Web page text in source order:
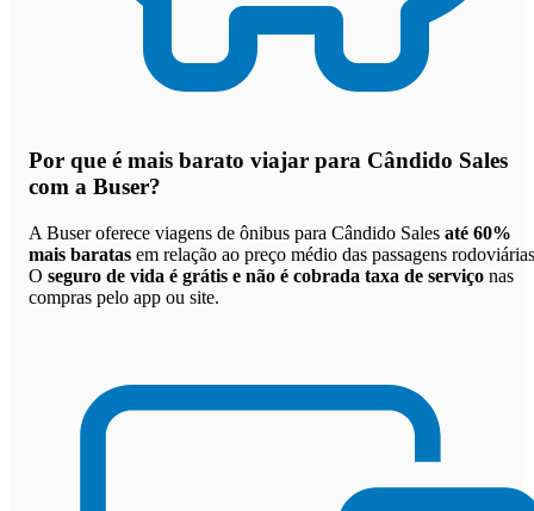
Por que é mais barato viajar para Cândido Sales
com a Buser?
A Buser oferece viagens de ônibus para Cândido Sales até 60%
mais baratas em relação ao preço médio das passagens
O seguro de vida é grátis e não é cobrada taxa de serviço nas
compras pelo app ou site.